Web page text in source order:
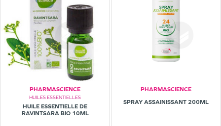
PHARMASCIENCE
HUILES ESSENTIELLES
HUILE ESSENTIELLE DE
RAVINTSARA BIO 10ML
PHARMASCIENCE
SPRAY ASSAINISSANT 200ML